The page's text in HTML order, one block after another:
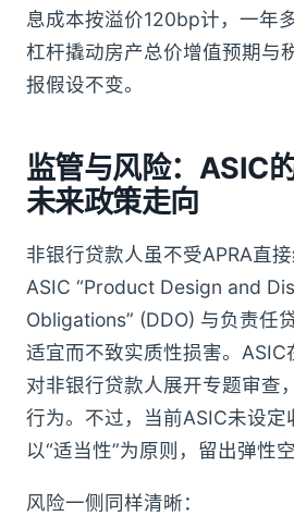
息成本按溢价120bp计，一年
杠杆撬动房产总价增值预期与
报假设不变。
监管与风险：ASIC
未来政策走向
非银行贷款人虽不受APRA直
ASIC “Product Design and
Obligations” (DDO) 与负责任
适宜而不致实质性损害。
对非银行贷款人展开专题审查
行为。不过，当前ASIC未设定
以“适当性”为原则，留出弹性空
风险一侧同样清晰：